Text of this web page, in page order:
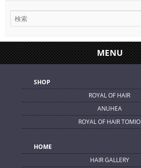
MENU
SHOP
ROYAL OF HAIR
ANUHEA
ROYAL OF HAIR TOMIO
HOME
HAIR GALLERY